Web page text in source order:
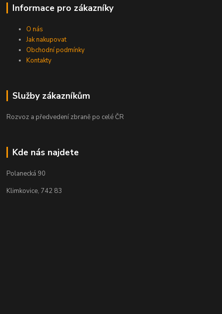
Informace pro zákazníky
O nás
Jak nakupovat
Obchodní podmínky
Kontakty
Služby zákazníkům
Rozvoz a předvedení zbraně po celé ČR
Kde nás najdete
Polanecká 90
Klimkovice, 742 83